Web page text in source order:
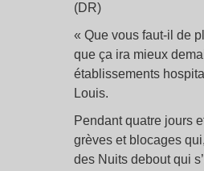
(DR)
« Que vous faut-il de
que ça ira mieux
établissements
Louis.
Pendant quatre jours
grèves et blocages
des Nuits debout qui